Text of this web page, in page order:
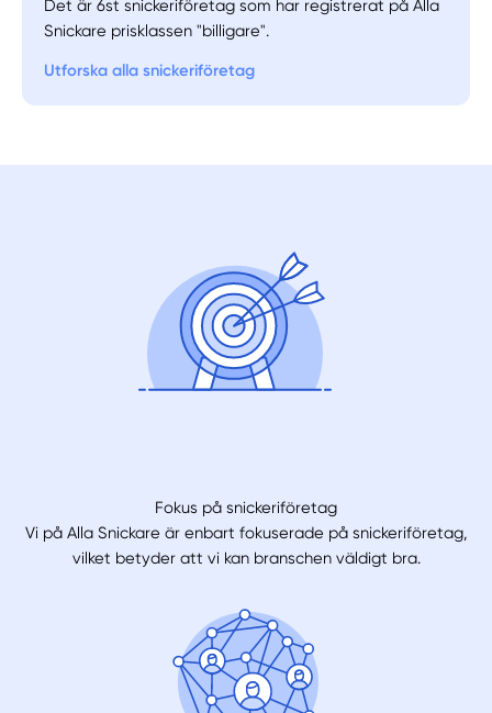
Det är 6st snickeriföretag som har registrerat på Alla
Snickare prisklassen "billigare".
Utforska alla snickeriföretag
Fokus på snickeriföretag
Vi på Alla Snickare är enbart fokuserade på snickeriföretag,
vilket betyder att vi kan branschen väldigt bra.